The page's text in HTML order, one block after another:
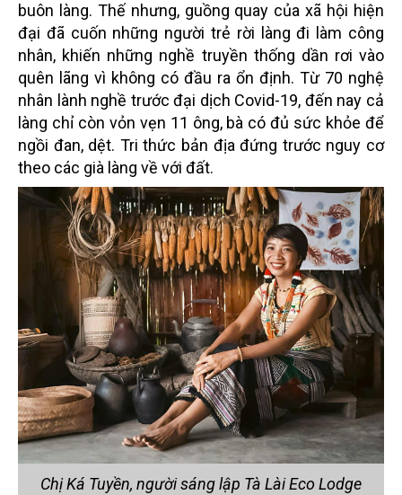
buôn làng. Thế nhưng, guồng quay của xã hội hiện
đại đã cuốn những người trẻ rời làng đi làm công
nhân, khiến những nghề truyền thống dần rơi vào
quên lãng vì không có đầu ra ổn định. Từ 70 nghệ
nhân lành nghề trước đại dịch Covid-19, đến nay cả
làng chỉ còn vỏn vẹn 11 ông, bà có đủ sức khỏe để
ngồi đan, dệt. Tri thức bản địa đứng trước nguy cơ
theo các già làng về với đất.
Chị Ká Tuyền, người sáng lập Tà Lài Eco Lodge